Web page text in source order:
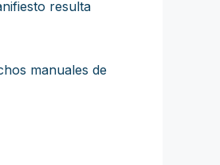
resulta
manuales de